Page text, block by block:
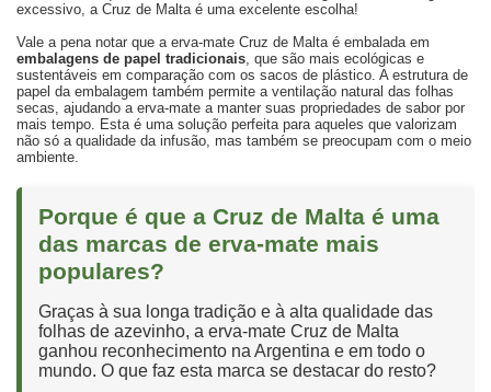
excessivo, a Cruz de Malta é uma excelente escolha!
Vale a pena notar que a erva-mate Cruz de Malta é embalada em
embalagens de papel tradicionais, que são mais ecológicas e
sustentáveis em comparação com os sacos de plástico. A estrutura de
papel da embalagem também permite a ventilação natural das folhas
secas, ajudando a erva-mate a manter suas propriedades de sabor por
mais tempo. Esta é uma solução perfeita para aqueles que valorizam
não só a qualidade da infusão, mas também se preocupam com o meio
ambiente.
Porque é que a Cruz de Malta é uma
das marcas de erva-mate mais
populares?
Graças à sua longa tradição e à alta qualidade das
folhas de azevinho, a erva-mate Cruz de Malta
ganhou reconhecimento na Argentina e em todo o
mundo. O que faz esta marca se destacar do resto?